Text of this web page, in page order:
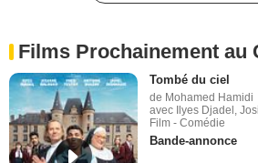
Films Prochainement au
Tombé du ciel
de Mohamed Hamidi
avec Ilyes Djadel,
Film - Comédie
Bande-annonce